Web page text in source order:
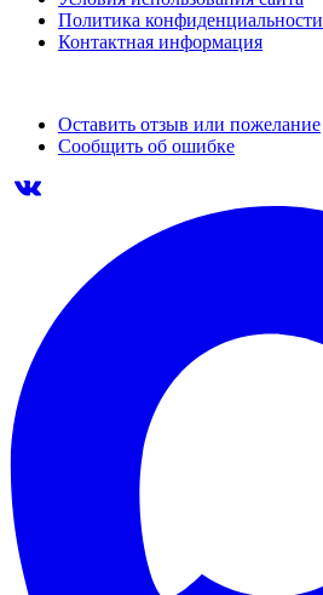
Политика конфиденциальности
Контактная информация
Оставить отзыв или пожелание
Сообщить об ошибке